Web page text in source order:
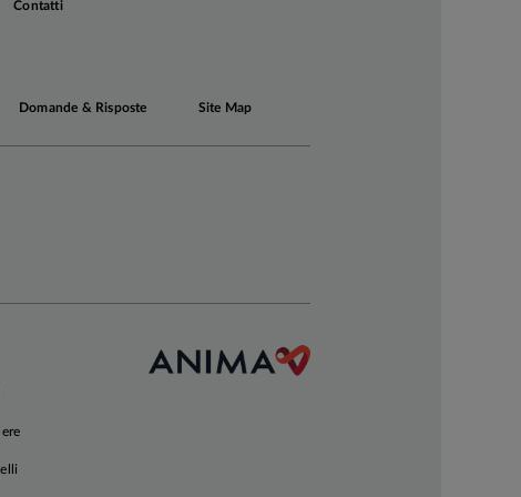
Contatti
Domande & Risposte Site Map